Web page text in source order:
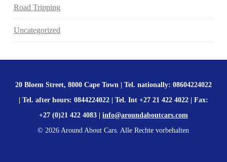
Road Tripping
Uncategorized
20 Bloem Street, 8000 Cape Town | Tel. nationally: 08604224022
| Tel. after hours: 0844224022 | Tel. Int +27 21 422 4022 | Fax:
+27 (0)21 422 4083 | info@aroundaboutcars.com
© 2026 Around About Cars. Alle Rechte vorbehalten